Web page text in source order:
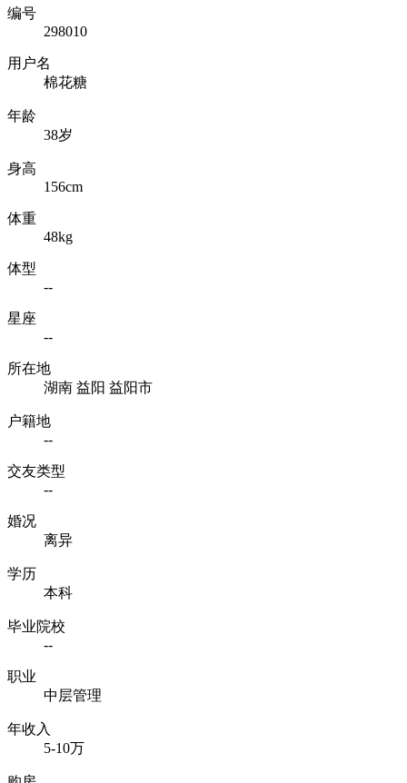
编号
298010
用户名
棉花糖
年龄
38岁
身高
156cm
体重
48kg
体型
--
星座
--
所在地
湖南 益阳 益阳市
户籍地
--
交友类型
--
婚况
离异
学历
本科
毕业院校
--
职业
中层管理
年收入
5-10万